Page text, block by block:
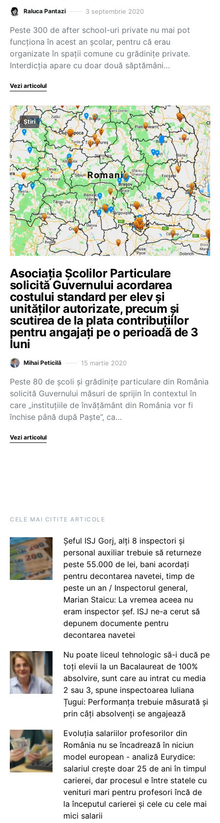
Raluca Pantazi 3 septembrie 2020
Peste 300 de after school-uri private nu mai pot
funcționa în acest an școlar, pentru că erau
organizate în spații comune cu grădinițe private.
Interdicția apare cu doar două săptămâni…
Vezi articolul
Știri
Asociația Școlilor Particulare
solicită Guvernului acordarea
costului standard per elev și
unităților autorizate, precum și
scutirea de la plata contribuțiilor
pentru angajați pe o perioadă de 3
luni
Mihai Peticilă 15 martie 2020
Peste 80 de școli și grădinițe particulare din România
solicită Guvernului măsuri de sprijin în contextul în
care „instituțiile de învățământ din România vor fi
închise până după Paște”, ca…
Vezi articolul
CELE MAI CITITE ARTICOLE
Șeful ISJ Gorj, alți 8 inspectori și
personal auxiliar trebuie să returneze
peste 55.000 de lei, bani acordați
pentru decontarea navetei, timp de
peste un an / Inspectorul general,
Marian Staicu: La vremea aceea nu
eram inspector șef. ISJ ne-a cerut să
depunem documente pentru
decontarea navetei
Nu poate liceul tehnologic să-i ducă pe
toți elevii la un Bacalaureat de 100%
absolvire, sunt care au intrat cu media
2 sau 3, spune inspectoarea Iuliana
Țugui: Performanța trebuie măsurată și
prin câți absolvenți se angajează
Evoluția salariilor profesorilor din
România nu se încadrează în niciun
model european - analiză Eurydice:
salariul crește doar 25 de ani în timpul
carierei, dar procesul e între statele cu
venituri mari pentru profesori încă de
la începutul carierei și cele cu cele mai
mici salarii